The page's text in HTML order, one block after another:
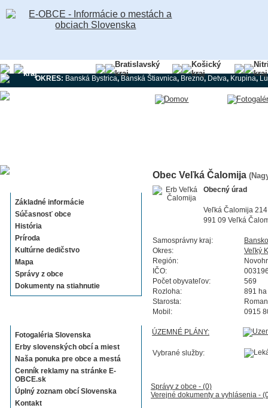
kraj
Bratislavský
kraj
Košický
kraj
kraj
OKRES: Banská Bystrica,Banská Štiavnica, Brezno, Detva, Krupina,
Základné informácie
Súčasnosť obce
História
Príroda
Kultúrne dedičstvo
Mapa
Správy z obce
Dokumenty na stiahnutie
Fotogaléria Slovenska
Erby slovenských obcí a miest
Naša ponuka pre obce a mestá
Cenník reklamy na stránke E-
OBCE.sk
Úplný zoznam obcí Slovenska
Kontakt
Obec Veľká Čalomija
Obecný úrad
Veľká Čalomija 214
991 09 Veľká
Samosprávny kraj:
Okres:
Veľký
Región:
IČO:
Počet obyvateľov:
569
Rozloha:
891 ha
Starosta:
Mobil:
0915
ÚZEMNÉ PLÁNY:
Vybrané služby:
Správy z obce - (0)
Verejné dokumenty a vyhlásenia -